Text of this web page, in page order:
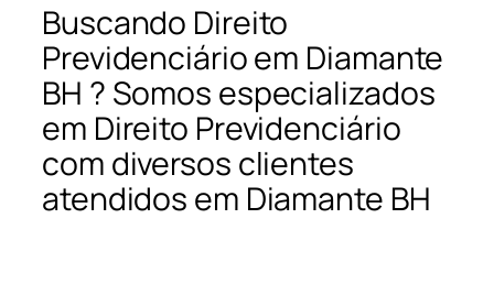
Buscando Direito
Previdenciário em Diamante
BH ? Somos especializados
em Direito Previdenciário
com diversos clientes
atendidos em Diamante BH